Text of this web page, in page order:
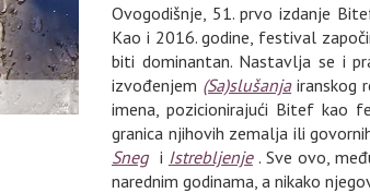
Ovogodišnje, 51. prvo izdanje
Kao i 2016. godine, festival
biti dominantan. Nastavlja se i
izvođenjem (Sa)slušanjairanskog
imena, pozicionirajući Bitef kao
granica njihovih zemalja ili
Snegi Istrebljenje. Sve ovo,
narednim godinama, a nikako